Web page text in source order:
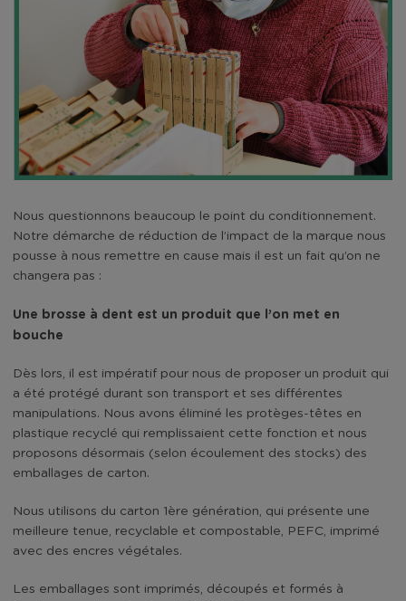
Nous questionnons beaucoup le point du conditionnement.
Notre démarche de réduction de l’impact de la marque nous
pousse à nous remettre en cause mais il est un fait qu’on ne
changera pas :
Une brosse à dent est un produit que l’on met en
bouche
Dès lors, il est impératif pour nous de proposer un produit qui
a été protégé durant son transport et ses différentes
manipulations. Nous avons éliminé les protèges-têtes en
plastique recyclé qui remplissaient cette fonction et nous
proposons désormais (selon écoulement des stocks) des
emballages de carton.
Nous utilisons du carton 1ère génération, qui présente une
meilleure tenue, recyclable et compostable, PEFC, imprimé
avec des encres végétales.
Les emballages sont imprimés, découpés et formés à